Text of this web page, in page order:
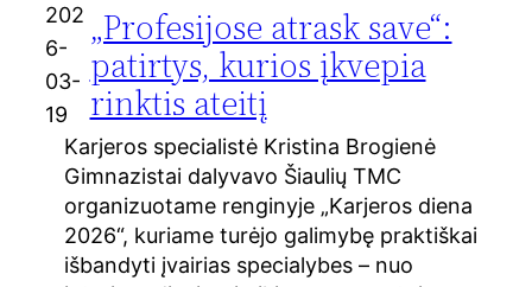
202
6-
03-
19
„Profesijose atrask save“:
patirtys, kurios įkvepia
rinktis ateitį
Karjeros specialistė Kristina Brogienė
Gimnazistai dalyvavo Šiaulių TMC
organizuotame renginyje „Karjeros diena
2026“, kuriame turėjo galimybę praktiškai
išbandyti įvairias specialybes – nuo